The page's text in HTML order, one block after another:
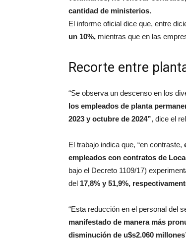
cantidad de ministerios.
El informe oficial dice que, entre
un 10%, mientras que en las
Recorte entre
“Se observa un descenso en los
los empleados de planta
2023 y octubre de 2024”, dice el
El trabajo indica que, “en contraste,
empleados con contratos de
bajo el Decreto 1109/17)
del 17,8% y 51,9%,
“Esta reducción en el personal del
manifestado de manera más
disminución de u$s2.060